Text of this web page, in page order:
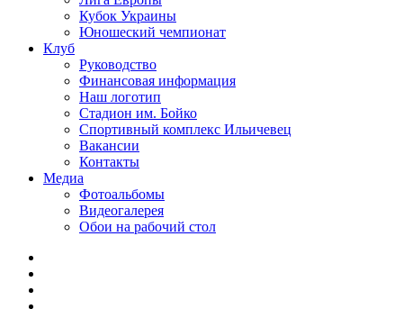
Кубок Украины
Юношеский чемпионат
Клуб
Руководство
Финансовая информация
Наш логотип
Стадион им. Бойко
Спортивный комплекс Ильичевец
Вакансии
Контакты
Медиа
Фотоальбомы
Видеогалерея
Обои на рабочий стол